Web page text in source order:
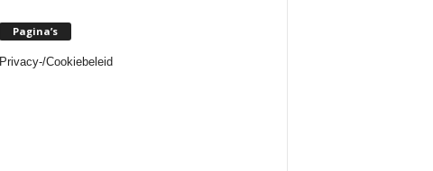
Pagina’s
Privacy-/Cookiebeleid